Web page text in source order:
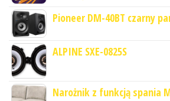
Pioneer DM-40BT czarny
ALPINE SXE-0825S
Narożnik z funkcją spania